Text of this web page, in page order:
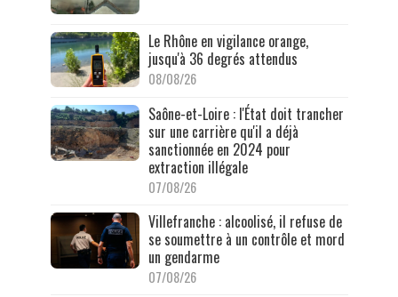
Le Rhône en vigilance orange,
jusqu'à 36 degrés attendus
08/08/26
Saône-et-Loire : l'État doit trancher
sur une carrière qu'il a déjà
sanctionnée en 2024 pour
extraction illégale
07/08/26
Villefranche : alcoolisé, il refuse de
se soumettre à un contrôle et mord
un gendarme
07/08/26